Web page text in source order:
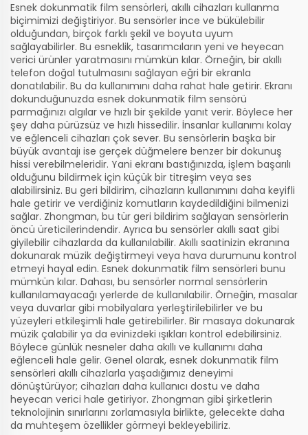
Esnek dokunmatik film sensörleri, akıllı cihazları kullanma
biçimimizi değiştiriyor. Bu sensörler ince ve bükülebilir
olduğundan, birçok farklı şekil ve boyuta uyum
sağlayabilirler. Bu esneklik, tasarımcıların yeni ve heyecan
verici ürünler yaratmasını mümkün kılar. Örneğin, bir akıllı
telefon doğal tutulmasını sağlayan eğri bir ekranla
donatılabilir. Bu da kullanımını daha rahat hale getirir. Ekranı
dokunduğunuzda esnek dokunmatik film sensörü
parmağınızı algılar ve hızlı bir şekilde yanıt verir. Böylece her
şey daha pürüzsüz ve hızlı hissedilir. İnsanlar kullanımı kolay
ve eğlenceli cihazları çok sever. Bu sensörlerin başka bir
büyük avantajı ise gerçek düğmelere benzer bir dokunuş
hissi verebilmeleridir. Yani ekranı bastığınızda, işlem başarılı
olduğunu bildirmek için küçük bir titreşim veya ses
alabilirsiniz. Bu geri bildirim, cihazların kullanımını daha keyifli
hale getirir ve verdiğiniz komutların kaydedildiğini bilmenizi
sağlar. Zhongman, bu tür geri bildirim sağlayan sensörlerin
öncü üreticilerindendir. Ayrıca bu sensörler akıllı saat gibi
giyilebilir cihazlarda da kullanılabilir. Akıllı saatinizin ekranına
dokunarak müzik değiştirmeyi veya hava durumunu kontrol
etmeyi hayal edin. Esnek dokunmatik film sensörleri bunu
mümkün kılar. Dahası, bu sensörler normal sensörlerin
kullanılamayacağı yerlerde de kullanılabilir. Örneğin, masalar
veya duvarlar gibi mobilyalara yerleştirilebilirler ve bu
yüzeyleri etkileşimli hale getirebilirler. Bir masaya dokunarak
müzik çalabilir ya da evinizdeki ışıkları kontrol edebilirsiniz.
Böylece günlük nesneler daha akıllı ve kullanımı daha
eğlenceli hale gelir. Genel olarak, esnek dokunmatik film
sensörleri akıllı cihazlarla yaşadığımız deneyimi
dönüştürüyor; cihazları daha kullanıcı dostu ve daha
heyecan verici hale getiriyor. Zhongman gibi şirketlerin
teknolojinin sınırlarını zorlamasıyla birlikte, gelecekte daha
da muhteşem özellikler görmeyi bekleyebiliriz.